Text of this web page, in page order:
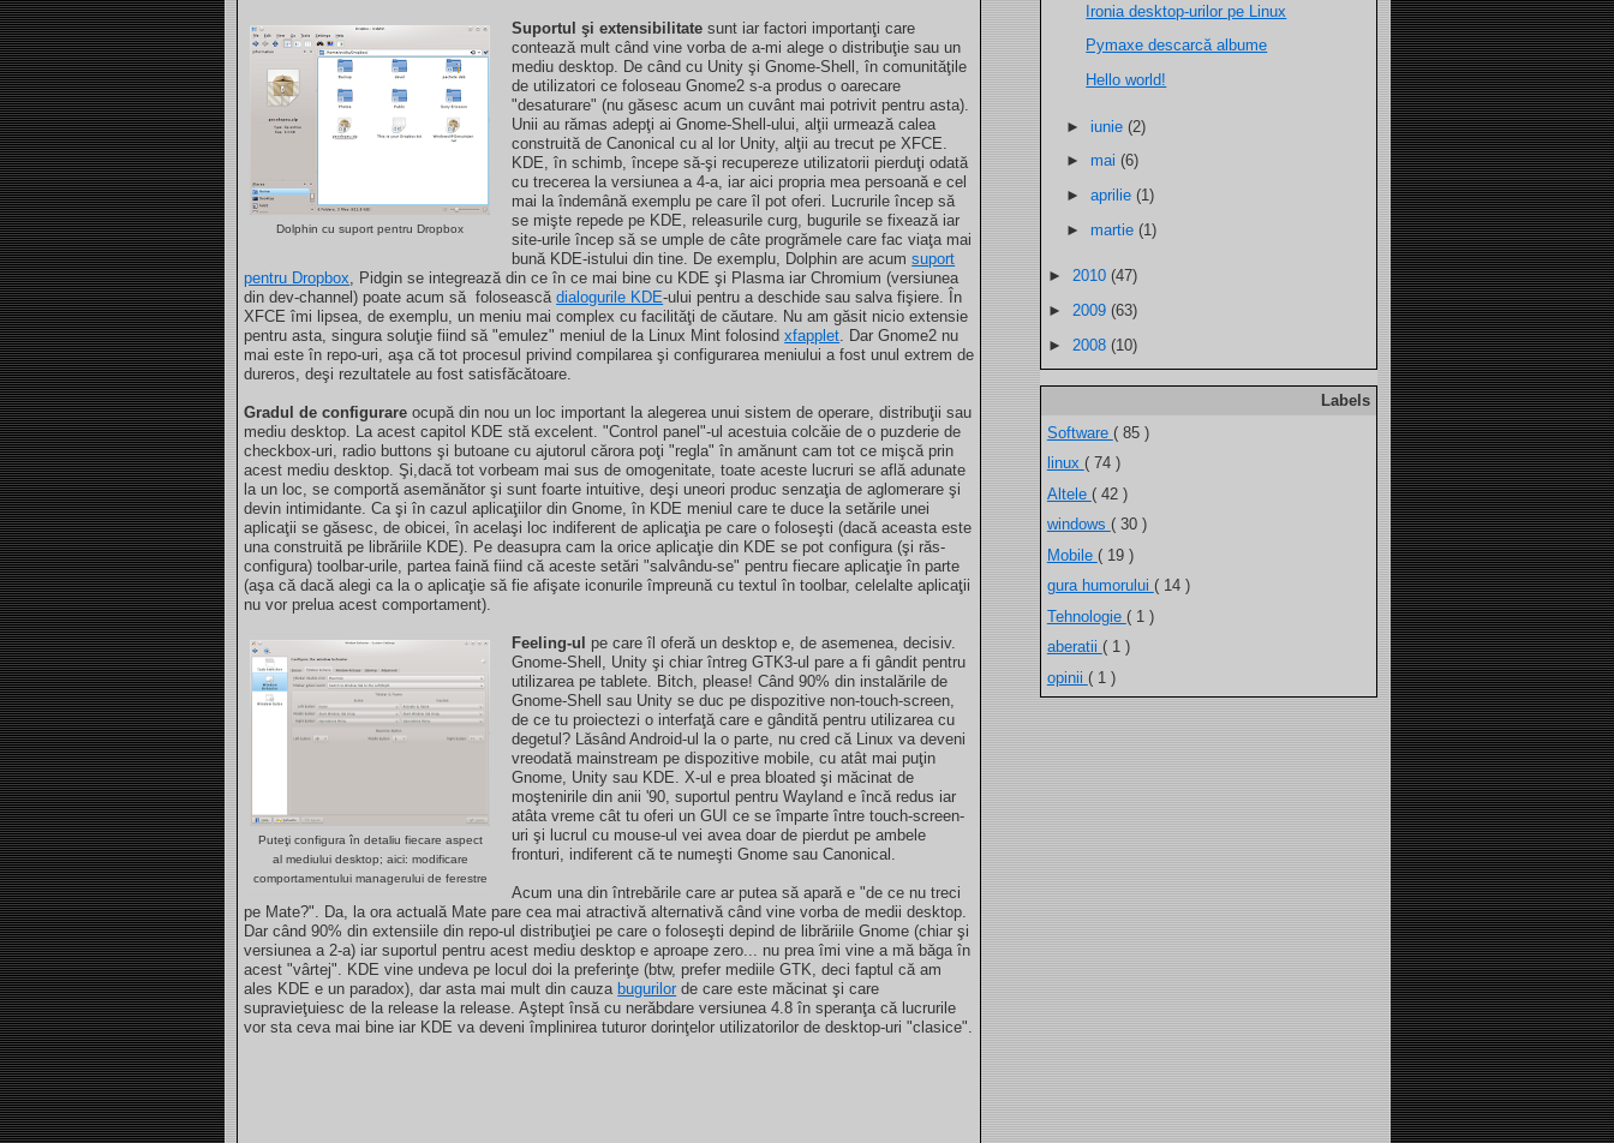
Dolphin cu suport pentru Dropbox
Suportul şi extensibilitate sunt iar factori importanţi care
contează mult când vine vorba de a-mi alege o distribuţie sau un
mediu desktop. De când cu Unity şi Gnome-Shell, în comunităţile
de utilizatori ce foloseau Gnome2 s-a produs o oarecare
"desaturare" (nu găsesc acum un cuvânt mai potrivit pentru asta).
Unii au rămas adepţi ai Gnome-Shell-ului, alţii urmează calea
construită de Canonical cu al lor Unity, alţii au trecut pe XFCE.
KDE, în schimb, începe să-şi recupereze utilizatorii pierduţi odată
cu trecerea la versiunea a 4-a, iar aici propria mea persoană e cel
mai la îndemână exemplu pe care îl pot oferi. Lucrurile încep să
se mişte repede pe KDE, releasurile curg, bugurile se fixează iar
site-urile încep să se umple de câte progrămele care fac viaţa mai
bună KDE-istului din tine. De exemplu, Dolphin are acumsuport
pentru Dropbox , Pidgin se integrează din ce în ce mai bine cu KDE şi Plasma iar Chromium (versiunea
din dev-channel) poate acum să foloseascădialogurile KDE-ului pentru a deschide sau salva fişiere. În
XFCE îmi lipsea, de exemplu, un meniu mai complex cu facilităţi de căutare. Nu am găsit nicio extensie
pentru asta, singura soluţie fiind să "emulez" meniul de la Linux Mint folosindxfapplet . Dar Gnome2 nu
mai este în repo-uri, aşa că tot procesul privind compilarea şi configurarea meniului a fost unul extrem de
dureros, deşi rezultatele au fost satisfăcătoare.
Gradul de configurare ocupă din nou un loc important la alegerea unui sistem de operare, distribuţii sau
mediu desktop. La acest capitol KDE stă excelent. "Control panel"-ul acestuia colcăie de o puzderie de
checkbox-uri, radio buttons şi butoane cu ajutorul cărora poţi "regla" în amănunt cam tot ce mişcă prin
acest mediu desktop. Şi,dacă tot vorbeam mai sus de omogenitate, toate aceste lucruri se află adunate
la un loc, se comportă asemănător şi sunt foarte intuitive, deşi uneori produc senzaţia de aglomerare şi
devin intimidante. Ca şi în cazul aplicaţiilor din Gnome, în KDE meniul care te duce la setările unei
aplicaţii se găsesc, de obicei, în acelaşi loc indiferent de aplicaţia pe care o foloseşti (dacă aceasta este
una construită pe librăriile KDE). Pe deasupra cam la orice aplicaţie din KDE se pot configura (şi răs-
configura) toolbar-urile, partea faină fiind că aceste setări "salvându-se" pentru fiecare aplicaţie în parte
(aşa că dacă alegi ca la o aplicaţie să fie afişate iconurile împreună cu textul în toolbar, celelalte aplicaţii
nu vor prelua acest comportament).
Puteţi configura în detaliu fiecare aspect
al mediului desktop; aici: modificare
comportamentului managerului de ferestre
Feeling-ul pe care îl oferă un desktop e, de asemenea, decisiv.
Gnome-Shell, Unity şi chiar întreg GTK3-ul pare a fi gândit pentru
utilizarea pe tablete. Bitch, please! Când 90% din instalările de
Gnome-Shell sau Unity se duc pe dispozitive non-touch-screen,
de ce tu proiectezi o interfaţă care e gândită pentru utilizarea cu
degetul? Lăsând Android-ul la o parte, nu cred că Linux va deveni
vreodată mainstream pe dispozitive mobile, cu atât mai puţin
Gnome, Unity sau KDE. X-ul e prea bloated şi măcinat de
moştenirile din anii '90, suportul pentru Wayland e încă redus iar
atâta vreme cât tu oferi un GUI ce se împarte între touch-screen-
uri şi lucrul cu mouse-ul vei avea doar de pierdut pe ambele
fronturi, indiferent că te numeşti Gnome sau Canonical.
Acum una din întrebările care ar putea să apară e "de ce nu treci
pe Mate?". Da, la ora actuală Mate pare cea mai atractivă alternativă când vine vorba de medii desktop.
Dar când 90% din extensiile din repo-ul distribuţiei pe care o foloseşti depind de librăriile Gnome (chiar şi
versiunea a 2-a) iar suportul pentru acest mediu desktop e aproape zero... nu prea îmi vine a mă băga în
acest "vârtej". KDE vine undeva pe locul doi la preferinţe (btw, prefer mediile GTK, deci faptul că am
ales KDE e un paradox), dar asta mai mult din cauzabugurilor de care este măcinat şi care
supravieţuiesc de la release la release. Aştept însă cu nerăbdare versiunea 4.8 în speranţa că lucrurile
vor sta ceva mai bine iar KDE va deveni împlinirea tuturor dorinţelor utilizatorilor de desktop-uri "clasice".
Ironia desktop-urilor pe Linux
Pymaxe descarcă albume
Hello world!
►iunie(2)
►mai(6)
►aprilie(1)
►martie(1)
► 2010 (47)
► 2009 (63)
► 2008 (10)
Labels
Software ( 85 )
linux ( 74 )
Altele ( 42 )
windows ( 30 )
Mobile ( 19 )
gura humorului ( 14 )
Tehnologie ( 1 )
aberatii ( 1 )
opinii ( 1 )